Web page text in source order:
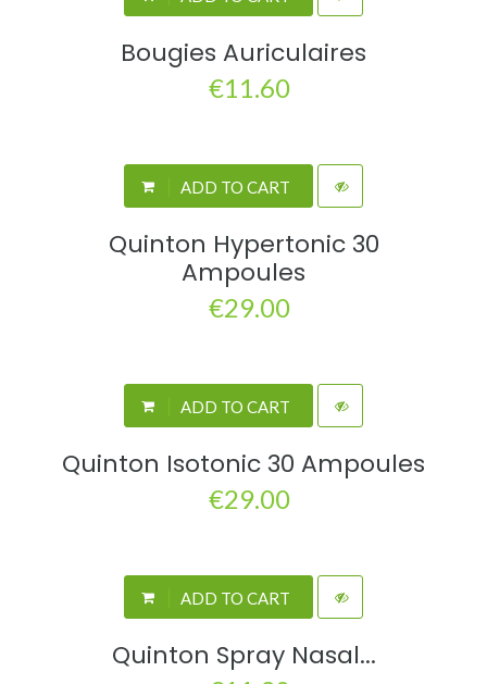
Bougies Auriculaires
€11.60
ADD TO CART
Quinton Hypertonic 30
Ampoules
€29.00
ADD TO CART
Quinton Isotonic 30 Ampoules
€29.00
ADD TO CART
Quinton Spray Nasal...